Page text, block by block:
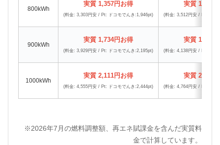
800kWh
実質 1,357円お得
(料金: 3,303円安 / Pt: ドコモでんき:1,946pt)
実質 1,555
(料金: 3,512円安 / Pt: ドコ
900kWh
実質 1,734円お得
(料金: 3,929円安 / Pt: ドコモでんき:2,195pt)
実質 1,932
(料金: 4,138円安 / Pt: ドコ
1000kWh
実質 2,111円お得
(料金: 4,555円安 / Pt: ドコモでんき:2,444pt)
実質 2,308
(料金: 4,764円安 / Pt: ドコ
※2026年7月の燃料調整額、再エネ賦課金を含んだ実質料
金で計算しています。